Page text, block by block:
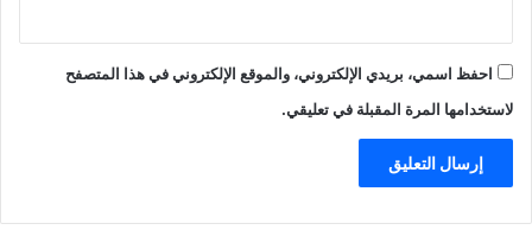
احفظ اسمي، بريدي الإلكتروني، والموقع الإلكتروني في هذا المتصفح
لاستخدامها المرة المقبلة في تعليقي.